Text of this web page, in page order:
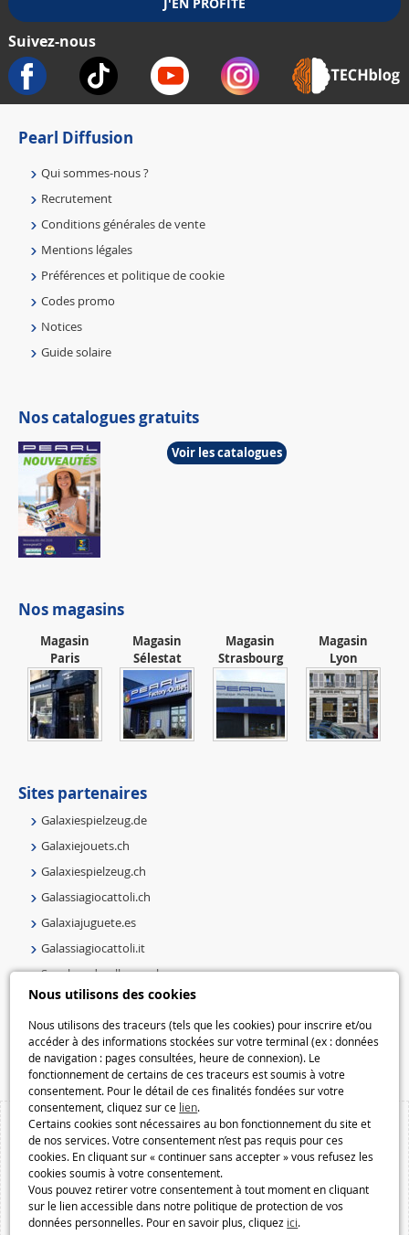
Nous utilisons des cookies
Nous utilisons des traceurs (tels que les cookies) pour inscrire et/ou
accéder à des informations stockées sur votre terminal (ex : données
de navigation : pages consultées, heure de connexion). Le
fonctionnement de certains de ces traceurs est soumis à votre
consentement. Pour le détail de ces finalités fondées sur votre
consentement, cliquez sur ce lien.
Certains cookies sont nécessaires au bon fonctionnement du site et
de nos services. Votre consentement n’est pas requis pour ces
cookies. En cliquant sur « continuer sans accepter » vous refusez les
cookies soumis à votre consentement.
Vous pouvez retirer votre consentement à tout moment en cliquant
sur le lien accessible dans notre politique de protection de vos
données personnelles. Pour en savoir plus, cliquez ici.
Suivez-nous
Pearl Diffusion
Qui sommes-nous ?
Recrutement
Conditions générales de vente
Mentions légales
Préférences et politique de cookie
Codes promo
Notices
Guide solaire
Nos catalogues gratuits
Voir les catalogues
Nos magasins
Magasin
Paris
Magasin
Sélestat
Magasin
Strasbourg
Magasin
Lyon
Sites partenaires
Galaxiespielzeug.de
Galaxiejouets.ch
Galaxiespielzeug.ch
Galassiagiocattoli.ch
Galaxiajuguete.es
Galassiagiocattoli.it
Speelgoedmelkweg.nl
Galaxiespielzeug.be
Speelgoedmelkweg.be
Macway.com